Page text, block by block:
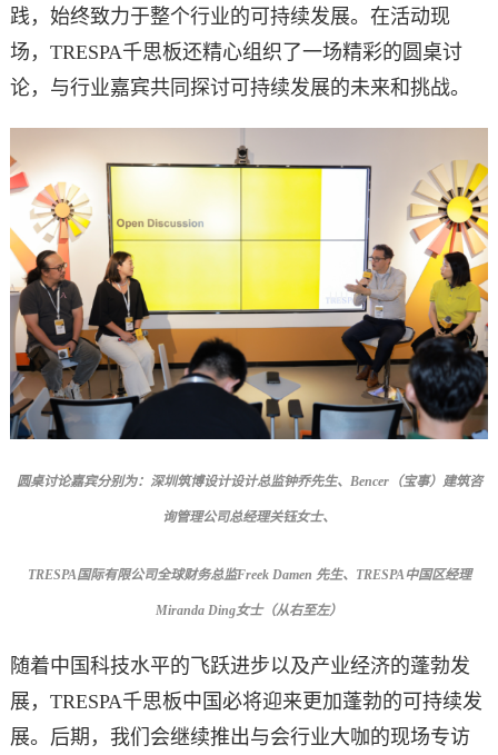
践，始终致力于整个行业的可持续发展。在活动现
场，TRESPA千思板还精心组织了一场精彩的圆桌讨
论，与行业嘉宾共同探讨可持续发展的未来和挑战。
圆桌讨论嘉宾分别为：深圳筑博设计设计总监钟乔先生、Bencer（宝事）建筑咨
询管理公司总经理关钰女士、
TRESPA国际有限公司全球财务总监Freek Damen 先生、TRESPA中国区经理
Miranda Ding女士（从右至左）
随着中国科技水平的飞跃进步以及产业经济的蓬勃发
展，TRESPA千思板中国必将迎来更加蓬勃的可持续发
展。后期，我们会继续推出与会行业大咖的现场专访